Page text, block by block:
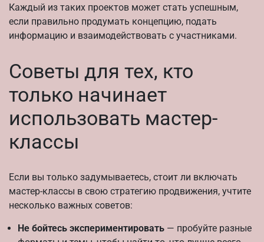
Каждый из таких проектов может стать успешным,
если правильно продумать концепцию, подать
информацию и взаимодействовать с участниками.
Советы для тех, кто
только начинает
использовать мастер-
классы
Если вы только задумываетесь, стоит ли включать
мастер-классы в свою стратегию продвижения, учтите
несколько важных советов:
Не бойтесь экспериментировать — пробуйте разные